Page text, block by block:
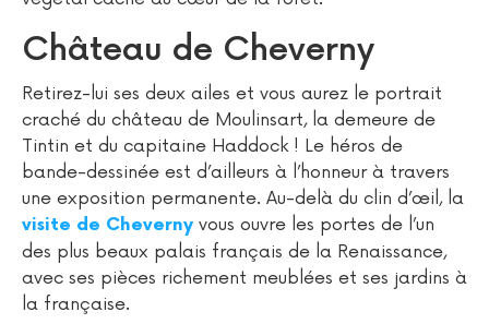
Château de Cheverny
Retirez-lui ses deux ailes et vous aurez le portrait
craché du château de Moulinsart, la demeure de
Tintin et du capitaine Haddock ! Le héros de
bande-dessinée est d’ailleurs à l’honneur à travers
une exposition permanente. Au-delà du clin d’œil, la
visite de Cheverny vous ouvre les portes de l’un
des plus beaux palais français de la Renaissance,
avec ses pièces richement meublées et ses jardins à
la française.